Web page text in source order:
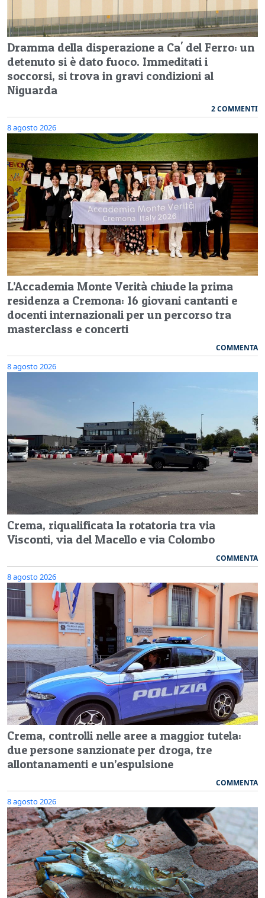
Dramma della disperazione a Ca' del Ferro: un
detenuto si è dato fuoco. Immeditati i
soccorsi, si trova in gravi condizioni al
Niguarda
2 COMMENTI
8 agosto 2026
L’Accademia Monte Verità chiude la prima
residenza a Cremona: 16 giovani cantanti e
docenti internazionali per un percorso tra
masterclass e concerti
COMMENTA
8 agosto 2026
Crema, riqualificata la rotatoria tra via
Visconti, via del Macello e via Colombo
COMMENTA
8 agosto 2026
Crema, controlli nelle aree a maggior tutela:
due persone sanzionate per droga, tre
allontanamenti e un’espulsione
COMMENTA
8 agosto 2026